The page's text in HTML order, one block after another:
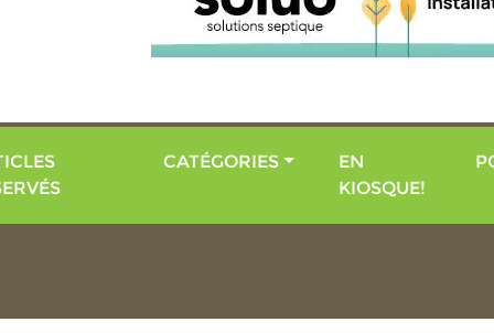
CATÉGORIES
EN
KIOSQUE!